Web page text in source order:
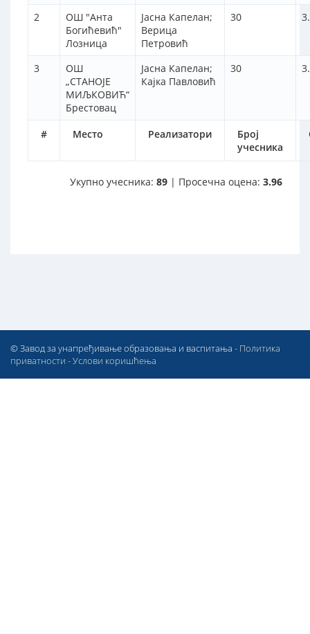
# Место Реализатори
Број
учесника
2
ОШ "Анта
Богићевић"
Лозница
Јасна Капелан;
Верица
Петровић
30
3
ОШ
„СТАНОЈЕ
МИЉКОВИЋ“
Брестовац
Јасна Капелан;
Кајка Павловић
30
Укупно учесника: 89 | Просечна оцена: 3.96
© Завод за унапређивање образовања и васпитања - Политика
приватности -Услови коришћења